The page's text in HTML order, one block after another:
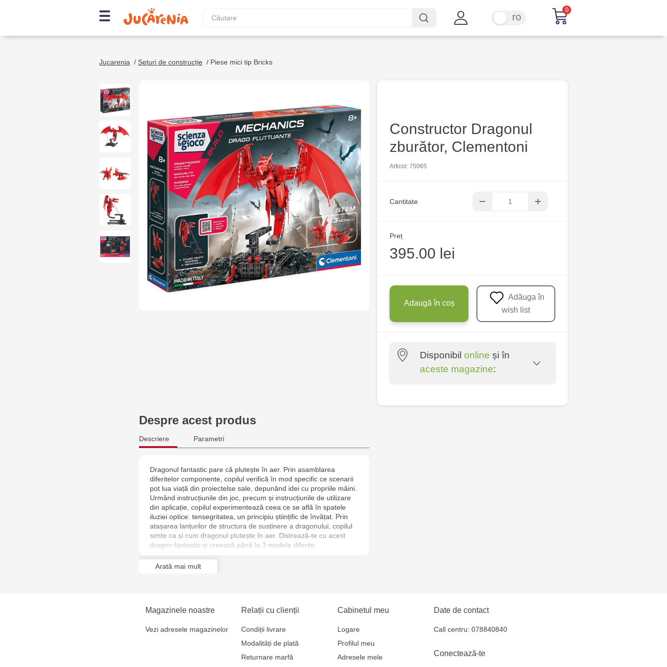
ro
0
Jucarenia / Seturi de construcție / Piese mici tip Bricks
Constructor Dragonul
zburător, Clementoni
Articol: 75065
Cantitate
Preț
395.00 lei
Adaugă în coș
wish list
Disponibil online și în
aceste magazine:
Socoleni, 7
Multistore Telecentru - str. N.
Multistore Soroca - bd. Ștefan cel
Despre acest produs
Descriere Parametri
Dragonul fantastic pare că plutește în aer. Prin asamblarea
diferitelor componente, copilul verifică în mod specific ce scenarii
pot lua viață din proiectelse sale, depunând idei cu propriile mâini.
Urmând instrucțiunile din joc, precum și instrucțiunile de utilizare
din aplicație, copilul experimentează ceea ce se află în spatele
iluziei optice: tensegritatea, un principiu științific de învățat. Prin
atașarea lanțurilor de structura de susținere a dragonului, copilul
simte ca și cum dragonul plutește în aer. Distrează-te cu acest
dragon fantastic și creează până la 3 modele diferite.
Arată mai mult
Magazinele noastre
Vezi adresele magazinelor
Relații cu clienții
Condiții livrare
Modalități de plată
Returnare marfă
Cabinetul meu
Logare
Profilul meu
Adresele mele
Date de contact
Call centru: 078840840
Conectează-te